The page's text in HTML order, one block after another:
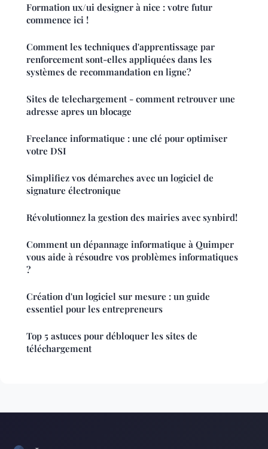
Formation ux/ui designer à nice : votre futur
commence ici !
Comment les techniques d'apprentissage par
renforcement sont-elles appliquées dans les
systèmes de recommandation en ligne?
Sites de telechargement - comment retrouver une
adresse apres un blocage
Freelance informatique : une clé pour optimiser
votre DSI
Simplifiez vos démarches avec un logiciel de
signature électronique
Révolutionnez la gestion des mairies avec synbird!
Comment un dépannage informatique à Quimper
vous aide à résoudre vos problèmes informatiques
?
Création d'un logiciel sur mesure : un guide
essentiel pour les entrepreneurs
Top 5 astuces pour débloquer les sites de
téléchargement